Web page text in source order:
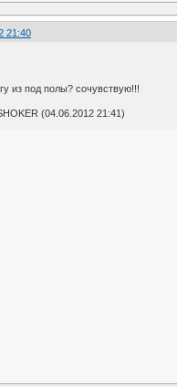
21:40
из под полы? сочувствую!!!
(04.06.2012 21:41)